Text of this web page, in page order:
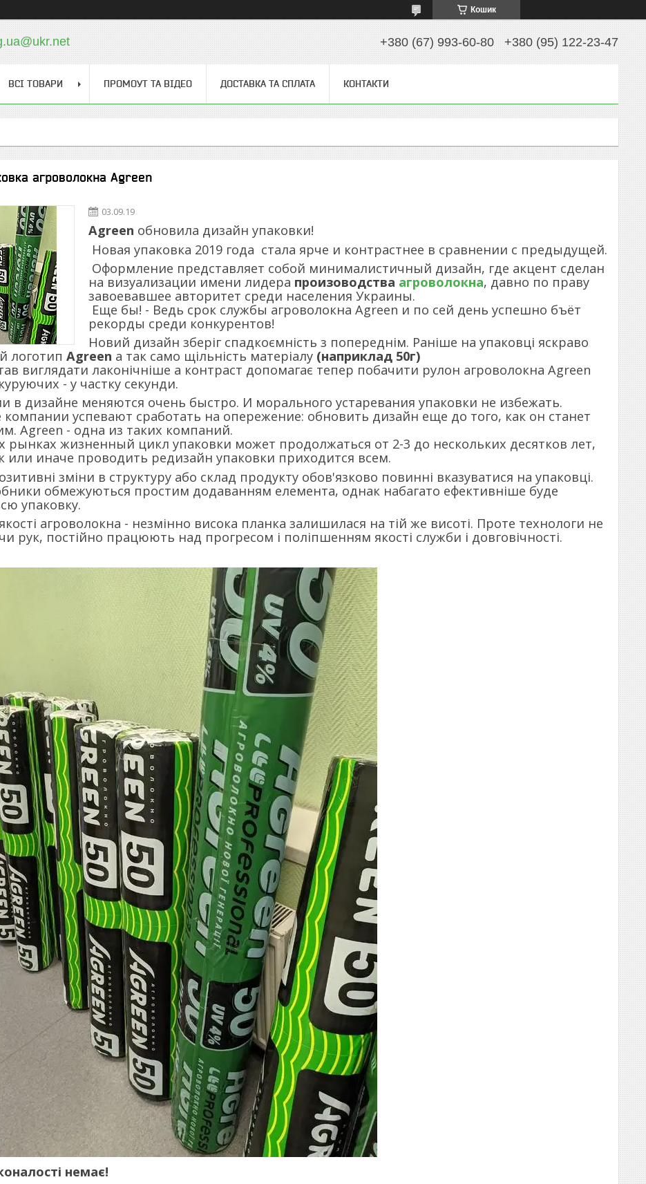
Кошик
+380 (67) 993-60-80 +380 (95) 122-23-47
ВСІ ТОВАРИ ПРОМОУТ ТА ВІДЕО ДОСТАВКА ТА СПЛАТА КОНТАКТИ
агроволокна Agreen
03.09.19
Agreen обновила дизайн упаковки!
Новая упаковка 2019 года стала ярче и контрастнее в сравнении с предыдущей.
Оформление представляет собой минималистичный дизайн, где акцент сделан
на визуализации имени лидера произоводства агроволокна, давно по праву
завоевавшее авторитет среди населения Украины.
Еще бы! - Ведь срок службы агроволокна Agreen и по сей день успешно бъёт
рекорды среди конкурентов!
Новий дизайн зберіг спадкоємність з попереднім. Раніше на упаковці яскраво
логотип Agreen а так само щільність матеріалу (наприклад 50г)
виглядати лаконічніше а контраст допомагає тепер побачити рулон агроволокна Agreen
- у частку секунди.
в дизайне меняются очень быстро. И морального устаревания упаковки не избежать.
успевают сработать на опережение: обновить дизайн еще до того, как он станет
Agreen - одна из таких компаний.
рынках жизненный цикл упаковки может продолжаться от 2-3 до нескольких десятков лет,
или иначе проводить редизайн упаковки приходится всем.
зміни в структуру або склад продукту обов'язково повинні вказуватися на упаковці.
обмежуються простим додаванням елемента, однак набагато ефективніше буде
упаковку.
агроволокна - незмінно висока планка залишилася на тій же висоті. Проте технологи не
рук, постійно працюють над прогресом і поліпшенням якості служби і довговічності.
немає!